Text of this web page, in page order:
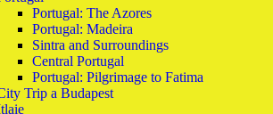
Portugal: The Azores
Portugal: Madeira
Sintra and Surroundings
Central Portugal
Portugal: Pilgrimage to Fatima
Trip a Budapest